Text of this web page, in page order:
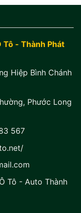
Tô - Thành Phát
Hiệp Bình Chánh
Phước Long
567
Tô - Auto Thành